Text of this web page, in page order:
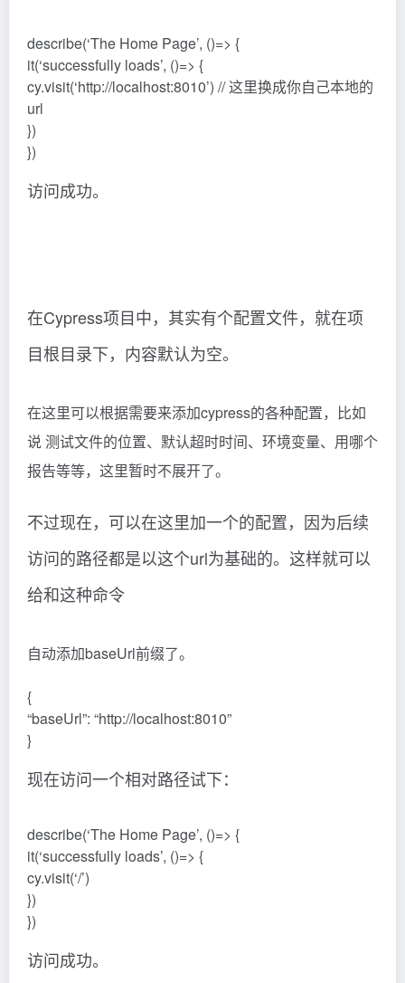
describe(‘The Home Page’, ()=> {
it(‘successfully loads’, ()=> {
cy.visit(‘http://localhost:8010’) // 这里换成你自己本地的
url
})
})
访问成功。
在Cypress项目中，其实有个配置文件，就在项
目根目录下，内容默认为空。
在这里可以根据需要来添加cypress的各种配置，比如
说 测试文件的位置、默认超时时间、环境变量、用哪个
报告等等，这里暂时不展开了。
不过现在，可以在这里加一个的配置，因为后续
访问的路径都是以这个url为基础的。这样就可以
给和这种命令
自动添加baseUrl前缀了。
{
“baseUrl”: “http://localhost:8010”
}
现在访问一个相对路径试下：
describe(‘The Home Page’, ()=> {
it(‘successfully loads’, ()=> {
cy.visit(‘/’)
})
})
访问成功。